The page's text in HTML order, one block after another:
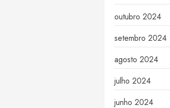
outubro 2024
setembro 2024
agosto 2024
julho 2024
junho 2024